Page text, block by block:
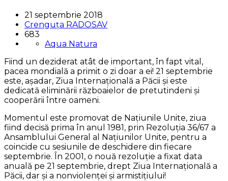
21 septembrie 2018
Crenguța RADOSAV
683
Aqua Natura
Fiind un deziderat atât de important, în fapt vital,
pacea mondială a primit o zi doar a ei! 21 septembrie
este, așadar, Ziua Internațională a Păcii și este
dedicată eliminării războaielor de pretutindeni și
cooperării între oameni.
Momentul este promovat de Națiunile Unite, ziua
fiind decisă prima în anul 1981, prin Rezoluția 36/67 a
Ansamblului General al Națiunilor Unite, pentru a
coincide cu sesiunile de deschidere din fiecare
septembrie. În 2001, o nouă rezoluție a fixat data
anuală pe 21 septembrie, drept Ziua Internațională a
Păcii, dar și a nonviolenței și armistițiului!